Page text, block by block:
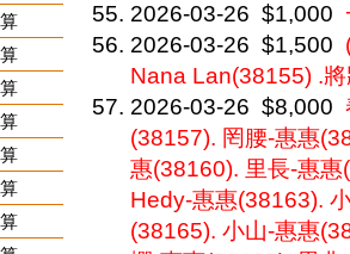
2026-03-26 $1,000
2026-03-26 $1,500
Nana Lan(38155) .
2026-03-26 $8,000
(38157). 罔腰-惠惠
惠(38160). 里長-惠
Hedy-惠惠(38163).
(38165). 小山-惠惠